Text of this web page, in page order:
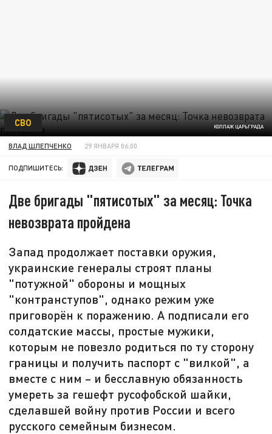
КОЛЛАЖ ЦАРЬГРАДА
СВО
ВЛАД ШЛЕПЧЕНКО 29 ЯНВАРЯ 06:00
ПОДПИШИТЕСЬ:
Две бригады "пятисотых" за месяц: Точка
невозврата пройдена
Запад продолжает поставки оружия,
украинские генералы строят планы
"потужной" обороны и мощных
"контранступов", однако режим уже
приговорён к поражению. А подписали его
солдатские массы, простые мужики,
которым не повезло родиться по ту сторону
границы и получить паспорт с "вилкой", а
вместе с ним – и бесславную обязанность
умереть за гешефт русофобской шайки,
сделавшей войну против России и всего
русского семейным бизнесом.